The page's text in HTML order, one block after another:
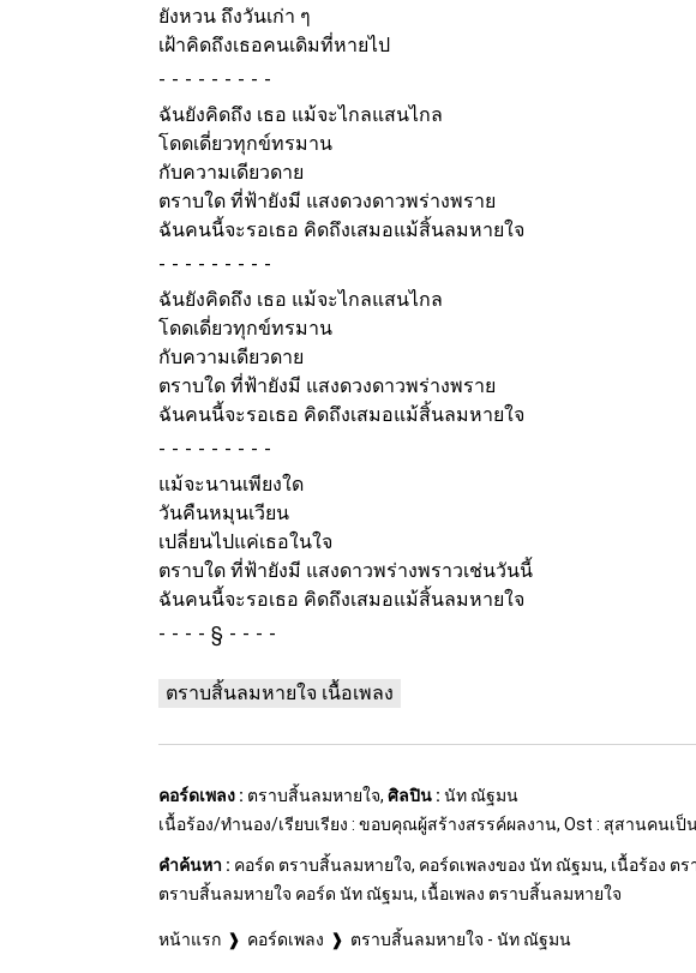
ยังหวน ถึงวันเก่า ๆ
เฝ้าคิดถึงเธอคนเดิมที่หายไป
-
ฉันยังคิดถึง เธอ แม้จะไกลแสนไกล
โดดเดี่ยวทุกข์ทรมาน
กับความเดียวดาย
ตราบใด ที่ฟ้ายังมี แสงดวงดาวพร่างพราย
ฉันคนนี้จะรอเธอ คิดถึงเสมอแม้สิ้นลมหายใจ
-
ฉันยังคิดถึง เธอ แม้จะไกลแสนไกล
โดดเดี่ยวทุกข์ทรมาน
กับความเดียวดาย
ตราบใด ที่ฟ้ายังมี แสงดวงดาวพร่างพราย
ฉันคนนี้จะรอเธอ คิดถึงเสมอแม้สิ้นลมหายใจ
-
แม้จะนานเพียงใด
วันคืนหมุนเวียน
เปลี่ยนไปแค่เธอในใจ
ตราบใด ที่ฟ้ายังมี แสงดาวพร่างพราวเช่นวันนี้
ฉันคนนี้จะรอเธอ คิดถึงเสมอแม้สิ้นลมหายใจ
§
ตราบสิ้นลมหายใจ เนื้อเพลง
คอร์ดเพลง : ตราบสิ้นลมหายใจ, ศิลปิน : นัท ณัฐมน
เนื้อร้อง/ทำนอง/เรียบเรียง : ขอบคุณผู้สร้างสรรค์ผลงาน, Ost : สุสานคนเป็
คำค้นหา : คอร์ด ตราบสิ้นลมหายใจ, คอร์ดเพลงของ นัท ณัฐมน, เนื้อร้อง
ตราบสิ้นลมหายใจ คอร์ด นัท ณัฐมน, เนื้อเพลง ตราบสิ้นลมหายใจ
หน้าแรก คอร์ดเพลง ตราบสิ้นลมหายใจ - นัท ณัฐมน